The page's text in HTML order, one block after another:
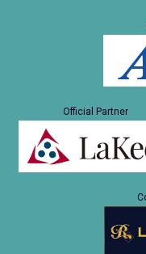
Official Partner